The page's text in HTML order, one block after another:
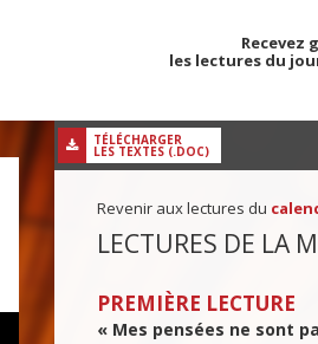
Recevez
les lectures du
TÉLÉCHARGER
LES TEXTES (.DOC)
Revenir aux lectures du
LECTURES DE LA
PREMIÈRE LECTURE
« Mes pensées ne sont